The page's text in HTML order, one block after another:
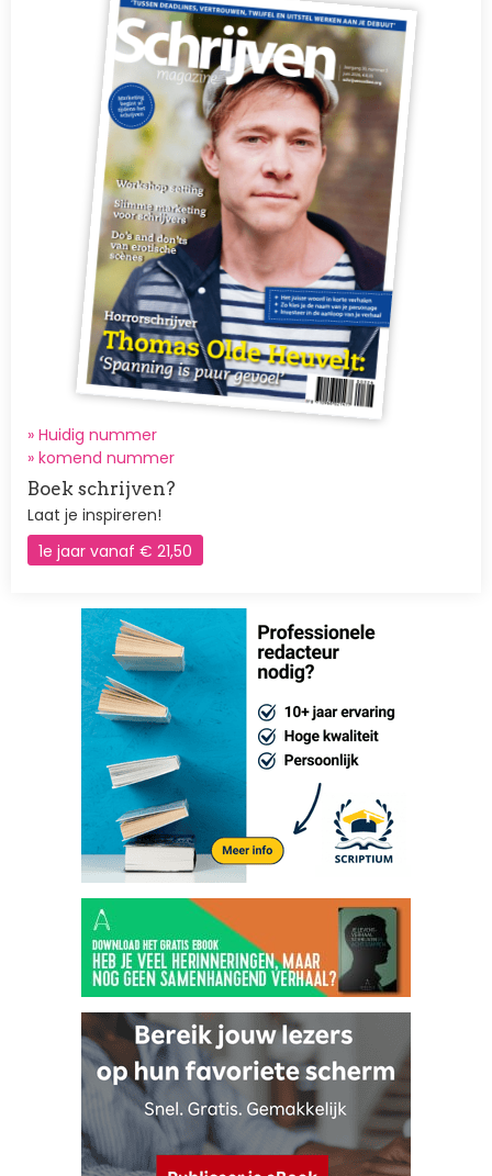
» Huidig nummer
» komend nummer
Boek schrijven?
Laat je inspireren!
1e jaar vanaf € 21,50